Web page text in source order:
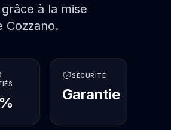
à la mise
Cozzano.
SÉCURITÉ
Garantie